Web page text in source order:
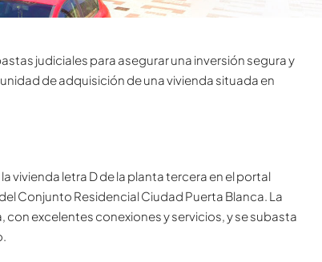
judiciales para asegurar una inversión segura y
de adquisición de una vivienda situada en
vivienda letra D de la planta tercera en el portal
Conjunto Residencial Ciudad Puerta Blanca. La
excelentes conexiones y servicios, y se subasta